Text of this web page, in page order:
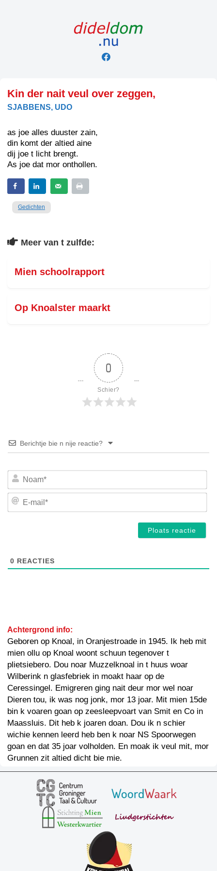
Kin der nait veul over zeggen,
SJABBENS, UDO
as joe alles duuster zain,
din komt der altied aine
dij joe t licht brengt.
As joe dat mor onthollen.
Gedichten
Meer van t zulfde:
Mien schoolrapport
Op Knoalster maarkt
0
Schier?
Berichtje bie n nije reactie?
E-
0 REACTIES
Achtergrond info:
Geboren op Knoal, in Oranjestroade in 1945. Ik heb mit
mien ollu op Knoal woont schuun tegenover t
plietsiebero. Dou noar Muzzelknoal in t huus woar
Wilberink n glasfebriek in moakt haar op de
Ceressingel. Emigreren ging nait deur mor wel noar
Dieren tou, ik was nog jonk, mor 13 joar. Mit mien 15de
bin k voaren goan op zeesleepvoart van Smit en Co in
Maassluis. Dit heb k joaren doan. Dou ik n schier
wichie kennen leerd heb ben k noar NS Spoorwegen
goan en dat 35 joar volholden. En moak ik veul mit, mor
Grunnen zit altied dicht bie mie.